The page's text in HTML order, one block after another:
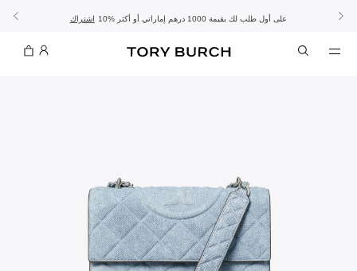
الموسم الجديد: إطلالات العملتسوّقي التشكيلة تشكيلة عيد الأضحىتسوقي اشتراك 10% على أول طلب لك بقيمة 1000 درهم إماراتي أو أكثر تفاصيل - الشحن المجاني تفاصيل - تسوق الآن واستلم في المتجر